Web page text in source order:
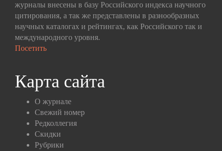
журналы внесены в базу Российского индекса научного
цитирования, а так же представлены в разнообразных
научных каталогах и рейтингах, как Российского так и
международного уровня.
Посетить
Карта сайта
О журнале
Свежий номер
Редколлегия
Скидки
Рубрики